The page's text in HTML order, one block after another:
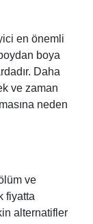
en önemli
boya
Daha
ve zaman
neden
ve
fiyatta
alternatifler